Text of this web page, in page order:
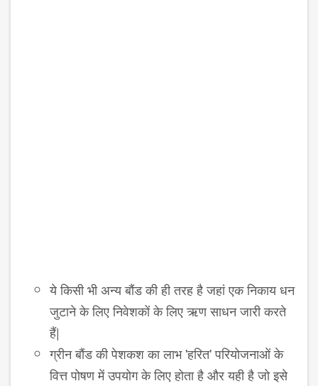
ये किसी भी अन्य बौंड की ही तरह है जहां एक निकाय धन
जुटाने के लिए निवेशकों के लिए ऋण साधन जारी करते
हैं|
ग्रीन बौंड की पेशकश का लाभ 'हरित' परियोजनाओं के
वित्त पोषण में उपयोग के लिए होता है और यही है जो इसे